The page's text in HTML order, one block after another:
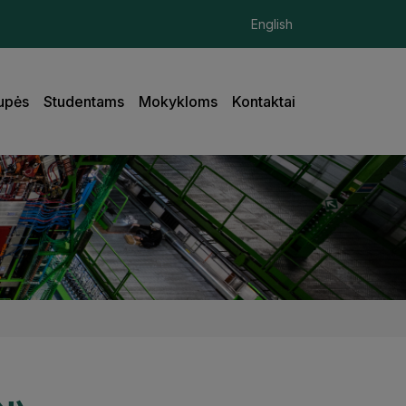
English
Studentams Mokykloms Kontaktai